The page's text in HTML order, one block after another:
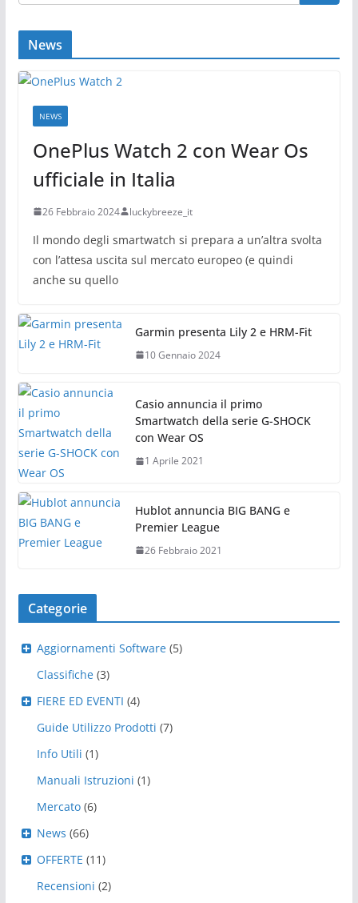
News
NEWS
OnePlus Watch 2 con Wear Os
ufficiale in Italia
26 Febbraio 2024 luckybreeze_it
Il mondo degli smartwatch si prepara a un’altra svolta
con l’attesa uscita sul mercato europeo (e quindi
anche su quello
Garmin presenta Lily 2 e HRM-Fit
10 Gennaio 2024
Casio annuncia il primo
Smartwatch della serie G-SHOCK
con Wear OS
1 Aprile 2021
Hublot annuncia BIG BANG e
Premier League
26 Febbraio 2021
Categorie
Aggiornamenti Software (5)
Classifiche (3)
FIERE ED EVENTI (4)
Guide Utilizzo Prodotti (7)
Info Utili (1)
Manuali Istruzioni (1)
Mercato (6)
News (66)
OFFERTE (11)
Recensioni (2)